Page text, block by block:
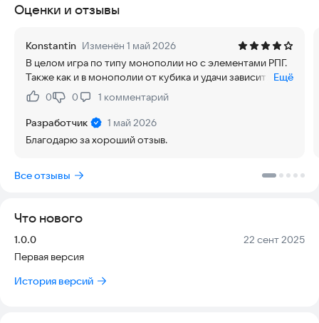
Оценки и отзывы
Konstantin Изменён 1 май 2026
В целом игра по типу монополии но с элементами РПГ.
Также как и в монополии от кубика и удачи зависит
больше чем от тебя. Несколько партий вполне можно
сыграть, но быстро надоест из-за однообразия и
отсутствия какой либо динамики кроме меняющихся
цифр. Было бы возможно лучше если бы с кругами
добавлялись новые монстры или как-то менялись
Ещё
Нравится:
0Не нравится:
0 1 комментарий
Разработчик
1 май 2026
Благодарю за хороший отзыв.
Все отзывы
Что нового
Версия:
1.0.0 Дата:
22 сент 2025
Первая версия
История версий